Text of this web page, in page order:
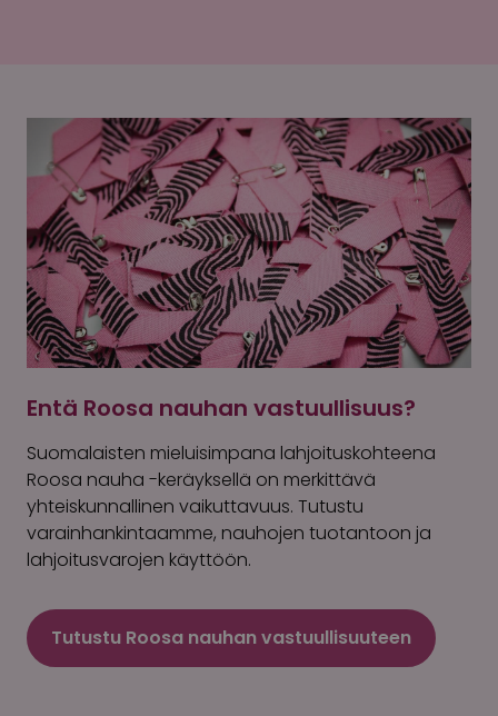
Entä Roosa nauhan vastuullisuus?
Suomalaisten mieluisimpana lahjoituskohteena
Roosa nauha -keräyksellä on merkittävä
yhteiskunnallinen vaikuttavuus. Tutustu
varainhankintaamme, nauhojen tuotantoon ja
lahjoitusvarojen käyttöön.
Tutustu Roosa nauhan vastuullisuuteen